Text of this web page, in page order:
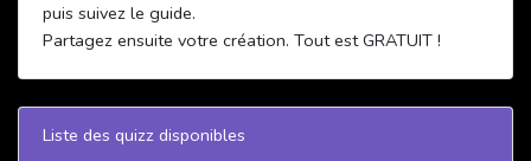
puis suivez le guide.
Partagez ensuite votre création. Tout est GRATUIT !
Liste des quizz disponibles